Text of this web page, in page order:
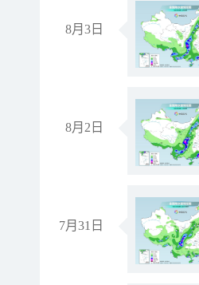
8月3日
8月2日
7月31日